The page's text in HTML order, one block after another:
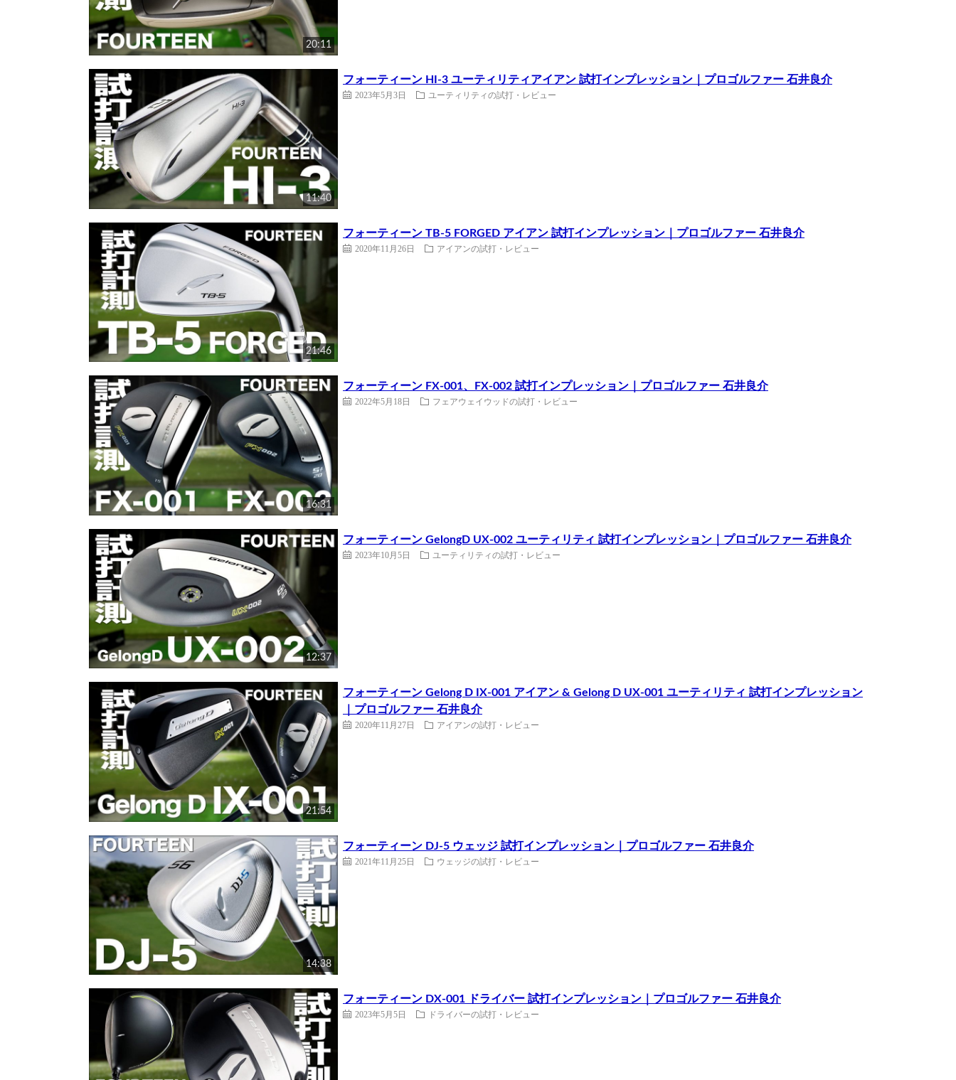
20:11
11:40
フォーティーン HI-3 ユーティリティアイアン 試打インプレッション｜プロゴルファー 石井良介
2023年5月3日 ユーティリティの試打・レビュー
21:46
フォーティーン TB-5 FORGED アイアン 試打インプレッション｜プロゴルファー 石井良介
2020年11月26日 アイアンの試打・レビュー
16:31
フォーティーン FX-001、FX-002 試打インプレッション｜プロゴルファー 石井良介
2022年5月18日 フェアウェイウッドの試打・レビュー
12:37
フォーティーン GelongD UX-002 ユーティリティ 試打インプレッション｜プロゴルファー 石井良介
2023年10月5日 ユーティリティの試打・レビュー
21:54
フォーティーン Gelong D IX-001 アイアン & Gelong D UX-001 ユーティリティ 試打インプレッション
｜プロゴルファー 石井良介
2020年11月27日 アイアンの試打・レビュー
14:38
フォーティーン DJ-5 ウェッジ 試打インプレッション｜プロゴルファー 石井良介
2021年11月25日 ウェッジの試打・レビュー
フォーティーン DX-001 ドライバー 試打インプレッション｜プロゴルファー 石井良介
2023年5月5日 ドライバーの試打・レビュー